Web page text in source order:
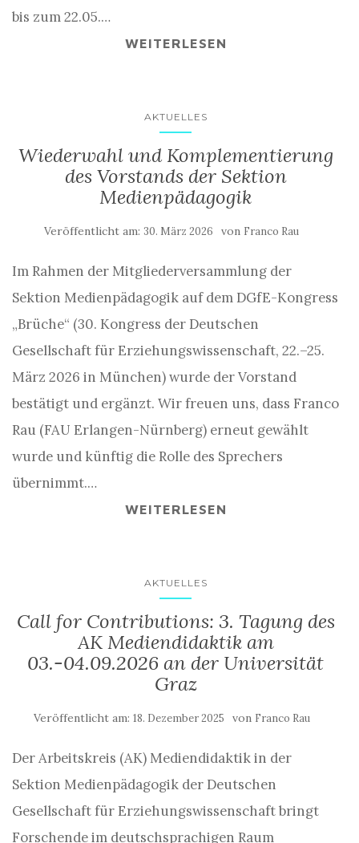
bis zum 22.05.…
WEITERLESEN
AKTUELLES
Wiederwahl und Komplementierung
des Vorstands der Sektion
Medienpädagogik
Veröffentlicht am: 30. März 2026 von Franco Rau
Im Rahmen der Mitgliederversammlung der
Sektion Medienpädagogik auf dem DGfE-Kongress
„Brüche“ (30. Kongress der Deutschen
Gesellschaft für Erziehungswissenschaft, 22.–25.
März 2026 in München) wurde der Vorstand
bestätigt und ergänzt. Wir freuen uns, dass Franco
Rau (FAU Erlangen-Nürnberg) erneut gewählt
wurde und künftig die Rolle des Sprechers
übernimmt.…
WEITERLESEN
AKTUELLES
Call for Contributions: 3. Tagung des
AK Mediendidaktik am
03.-04.09.2026 an der Universität
Graz
Veröffentlicht am: 18. Dezember 2025 von Franco Rau
Der Arbeitskreis (AK) Mediendidaktik in der
Sektion Medienpädagogik der Deutschen
Gesellschaft für Erziehungswissenschaft bringt
Forschende im deutschsprachigen Raum